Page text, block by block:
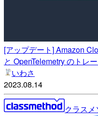
[アップデート] Amazon
と OpenTelemetry のトレ
いわさ
2023.08.14
クラス